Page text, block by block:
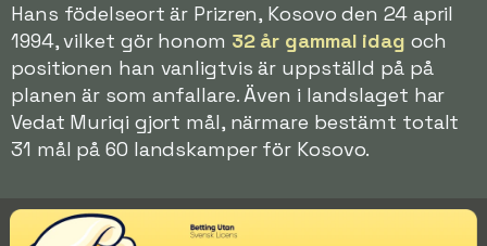
Hans födelseort är Prizren, Kosovo den 24 april
1994, vilket gör honom 32 år gammal idag och
positionen han vanligtvis är uppställd på på
planen är som anfallare. Även i landslaget har
Vedat Muriqi gjort mål, närmare bestämt totalt
31 mål på 60 landskamper för Kosovo.